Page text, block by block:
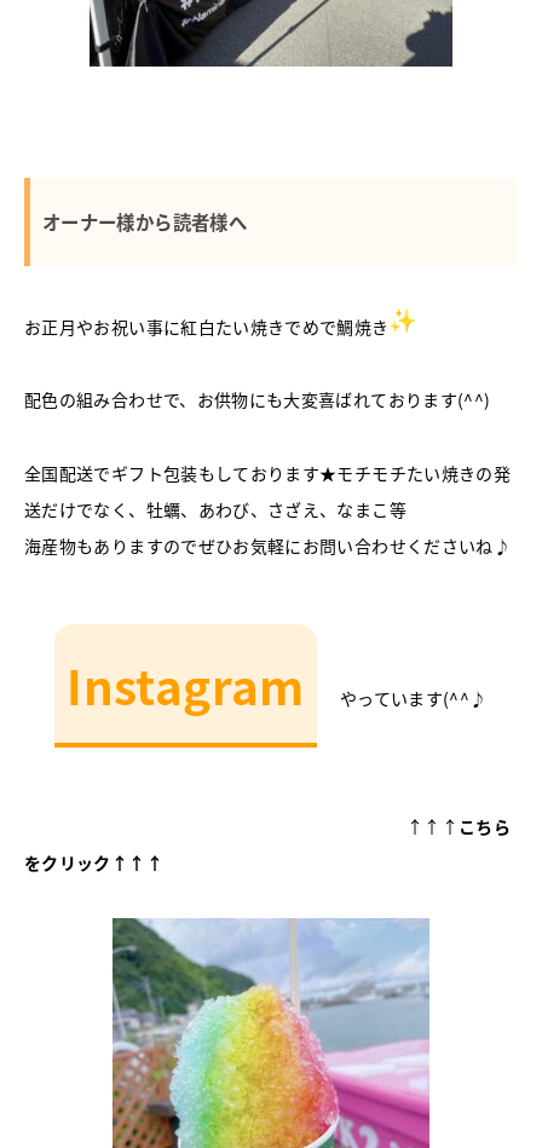
オーナー様から読者様へ
お正月やお祝い事に紅白たい焼きでめで鯛焼き
配色の組み合わせで、お供物にも大変喜ばれております(^^)
全国配送でギフト包装もしております★モチモチたい焼きの発
送だけでなく、牡蠣、あわび、さざえ、なまこ等
海産物もありますのでぜひお気軽にお問い合わせくださいね♪
Instagram やっています(^^♪
↑↑↑ こちら
をクリック↑↑↑